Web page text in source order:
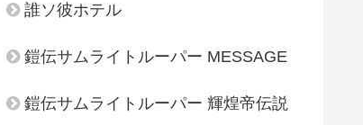
誰ソ彼ホテル
鎧伝サムライトルーパー MESSAGE
鎧伝サムライトルーパー 輝煌帝伝説